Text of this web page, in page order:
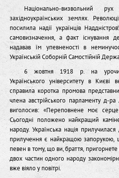
Національно-
західноукраїнських землях.
посилила надії українців
самовизначення, а факт існування
надавав їм упевненості в
Українській Соборній Самостійній
6 жовтня 1918 р. на
Українського університету в Києві
справила коротка промова
члена австрійського парламенту д-
виголосив: «Переповнене моє
Сьогодні положено найкращий
народу. Українська нація
прилучення є найкращою запорукою,
певен в тому, що ви, браття,
двох частин одного народу
вже віяло у повітрі.